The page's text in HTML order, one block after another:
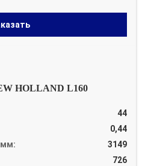
HOLLAND L160
44
0,44
мм:
3149
726